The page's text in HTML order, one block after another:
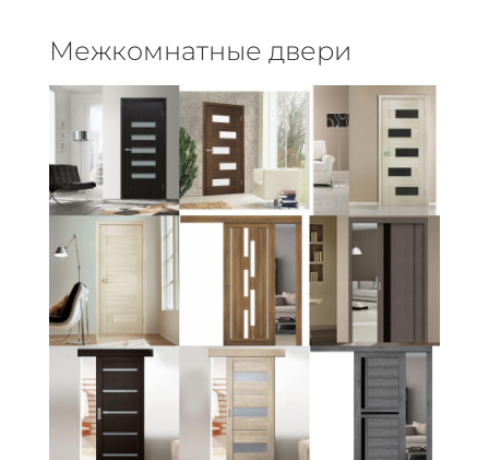
Межкомнатные двери